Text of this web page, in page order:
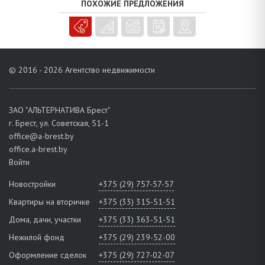
Приусадебный земельный участок удобной формы площадью
0,1200 га в добротном ограждении, на территории имеются
хозблок, бассейн, беседка и теплица. Большую часть участка
облагораживает посевной газон в окружении декоративно-
Свяжитесь с нашим специалистом!
ПОХОЖИЕ ПРЕДЛОЖЕНИЯ
© 2016 - 2026 Агентство недвижимости
ЗАО "АЛЬТЕРНАТИВА Брест"
г. Брест, ул. Советская, 51-1
office@a-brest.by
office.a-brest.by
Войти
Новостройки
+375 (29) 757-57-57
Квартиры на вторичке
+375 (33) 315-51-51
Дома, дачи, участки
+375 (33) 363-51-51
Нежилой фонд
+375 (29) 239-52-00
Оформление сделок
+375 (29) 727-02-07